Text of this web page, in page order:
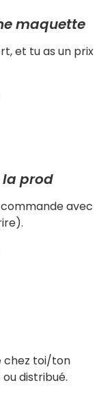
maquette
et tu as un prix
la prod
avec
chez toi/ton
distribué.